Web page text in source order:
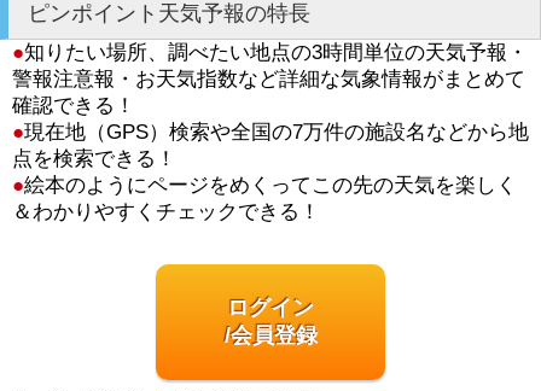
ピンポイント天気予報の特長
●知りたい場所、調べたい地点の3時間単位の天気予報・
警報注意報・お天気指数など詳細な気象情報がまとめて
確認できる！
●現在地（GPS）検索や全国の7万件の施設名などから地
点を検索できる！
●絵本のようにページをめくってこの先の天気を楽しく
＆わかりやすくチェックできる！
ログイン
/会員登録